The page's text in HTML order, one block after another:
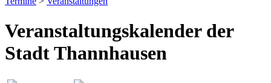
Veranstaltungskalender der
Stadt Thannhausen